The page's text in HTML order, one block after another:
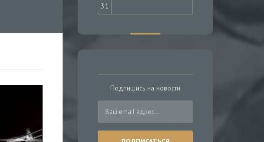
31
Подпишись на новости